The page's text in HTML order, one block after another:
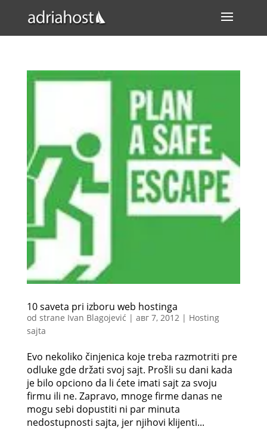
10 saveta pri izboru web hostinga
od strane Ivan Blagojević | авг 7, 2012| Hosting
sajta
Evo nekoliko činjenica koje treba razmotriti pre
odluke gde držati svoj sajt. Prošli su dani kada
je bilo opciono da li ćete imati sajt za svoju
firmu ili ne. Zapravo, mnoge firme danas ne
mogu sebi dopustiti ni par minuta
nedostupnosti sajta, jer njihovi klijenti...